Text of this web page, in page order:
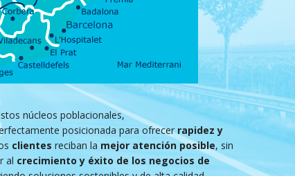
núcleos poblacionales,
posicionada para ofrecerrapidez y
clientes reciban la mejor atención posible, sin
al crecimiento y éxito de los negocios de